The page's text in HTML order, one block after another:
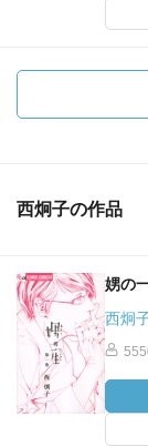
西炯子の作品
娚の
西炯